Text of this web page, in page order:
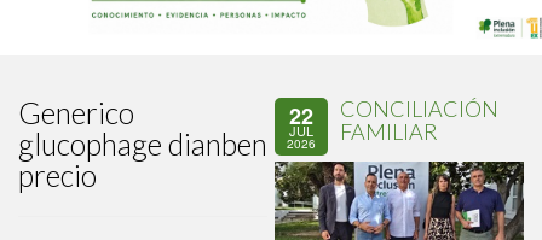
Generico
glucophage dianben
precio
22
JUL
2026
CONCILIACIÓN
FAMILIAR